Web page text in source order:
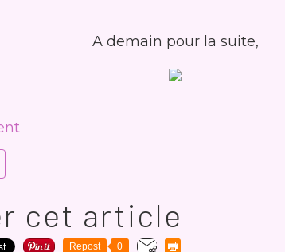
A demain pour la suite,
cet article
Repost 0